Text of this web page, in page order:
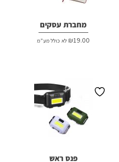
מחברת עסקים
₪19.00 לא כולל מע"מ
פנס ראש